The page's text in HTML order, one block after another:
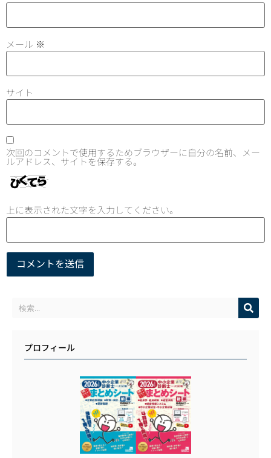
メール ※
サイト
次回のコメントで使用するためブラウザーに自分の名前、メー
ルアドレス、サイトを保存する。
上に表示された文字を入力してください。
プロフィール